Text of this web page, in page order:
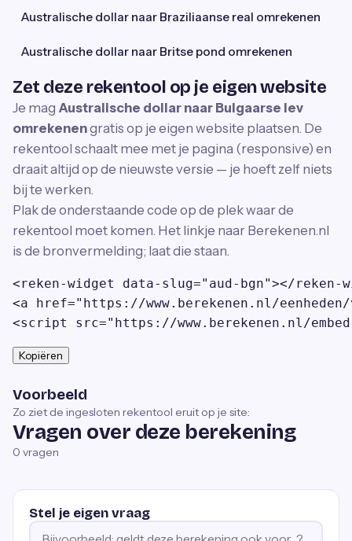
Australische dollar naar Braziliaanse real omrekenen
Australische dollar naar Britse pond omrekenen
Zet deze rekentool op je eigen website
Je mag Australische dollar naar Bulgaarse lev
omrekenengratis op je eigen website plaatsen. De
rekentool schaalt mee met je pagina (responsive) en
draait altijd op de nieuwste versie — je hoeft zelf niets
bij te werken.
Plak de onderstaande code op de plek waar de
rekentool moet komen. Het linkje naar Berekenen.nl
is de bronvermelding; laat die staan.
<reken-widget data-slug="aud-bgn"></reken-
<a href="https://www.berekenen.nl/
<script src="https://www.berekenen.nl/
Kopiëren
Voorbeeld
Zo ziet de ingesloten rekentool eruit op je site:
Vragen over deze berekening
0 vragen
Stel je eigen vraag